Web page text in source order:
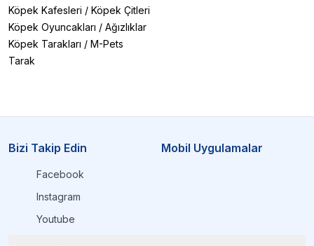
Köpek Kafesleri / Köpek Çitleri
Köpek Oyuncakları / Ağızlıklar
Köpek Tarakları / M-Pets
Tarak
Bizi Takip Edin
Facebook
Instagram
Youtube
Mobil Uygulamalar